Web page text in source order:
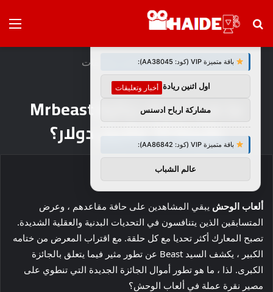
بحث
الرئيسية/أخبار وتعليقات
أخبار وتعليقات
ما هو تحريف جائزة Mrbeast
بقيمة 10 ملايين دولار؟
ألعاب الوحش يبقي المشاهدين على حافة مقاعدهم ، وعرض
المتسابقين الذين يتنافسون في التحديات البدنية والعقلية الشديدة.
تصبح المعارك أكثر تحديا مع كل حلقة. مع اقتراب المعرض من ختامه
الكبير ، يكشف السيد Beast عن تطور مثير فيما يتعلق بالجائزة
الكبرى. لذا ، ما هو تطور أموال الجائزة الجديدة التي تنطوي على
مصير نقرة عملة في ألعاب الوحش؟
توصيات :
باقة متميزة VIP (كود: AA38045):
اول اثنين ريادة اعمال
مشاركة ارباح ادسنس
باقة متميزة VIP (كود: AA86842):
عالم الشباب